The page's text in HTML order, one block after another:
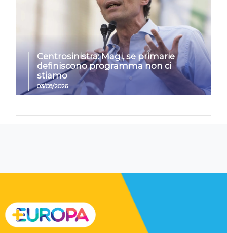
Centrosinistra: Magi, se primarie
definiscono programma non ci
stiamo
03/08/2026